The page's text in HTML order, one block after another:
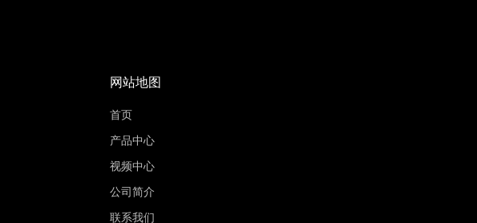
网站地图
首页
产品中心
视频中心
公司简介
联系我们